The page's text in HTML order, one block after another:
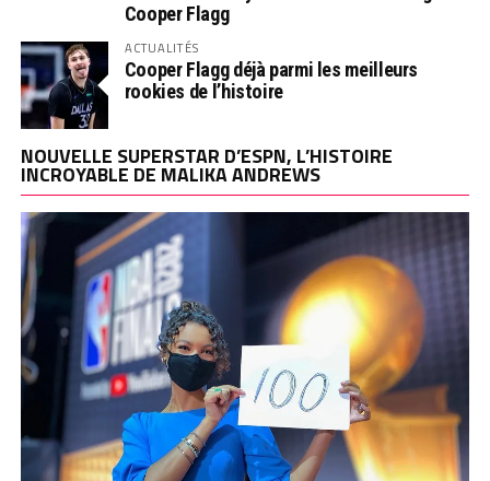
Cooper Flagg
ACTUALITÉS
Cooper Flagg déjà parmi les meilleurs
rookies de l’histoire
NOUVELLE SUPERSTAR D’ESPN, L’HISTOIRE
INCROYABLE DE MALIKA ANDREWS